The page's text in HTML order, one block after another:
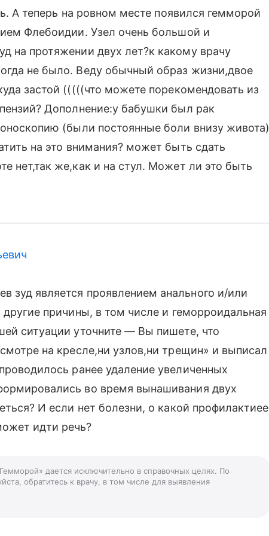
А теперь на ровном месте появился гемморой
Флебоидии. Узел очень большой и
на протяжении двух лет?к какому врачу
не было. Веду обычный образ жизни,двое
застой (((((что можете порекомендовать из
Дополнение:у бабушки был рак
(были постоянные боли внизу живота)
на это внимания? может быть сдать
нет,так же,как и на стул. Может ли это быть
зуд является проявлением анального и/или
причины, в том числе и геморроидальная
ситуации уточните — Вы пишете, что
на кресле,ни узлов,ни трещин» и выписал
ранее удаление увеличенных
во время вынашивания двух
И если нет болезни, о какой профилактиее
идти речь?
дается исключительно в справочных целях. По
обратитесь к врачу, в том числе для выявления